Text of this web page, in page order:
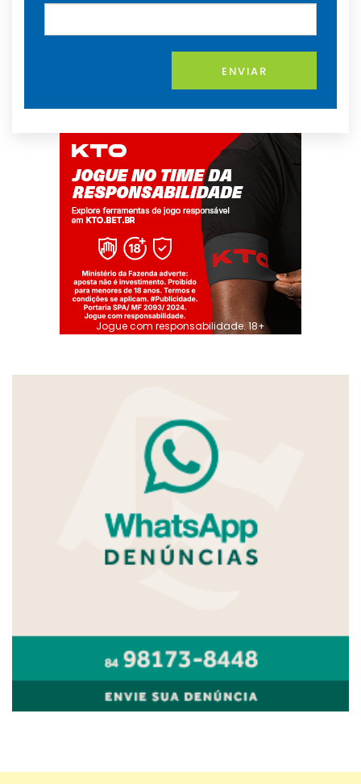
ENVIAR
Jogue com responsabilidade. 18+